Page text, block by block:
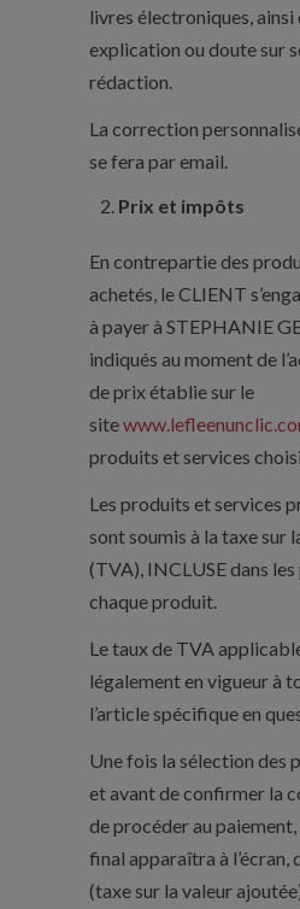
livres électroniques, ainsi
explication ou doute sur
rédaction.
La correction
se fera par email.
Prix et impôts
En contrepartie des
achetés, le CLIENT
à payer à STEPHANIE
indiqués au moment de
de prix établie sur le
site
produits et services
Les produits et services
sont soumis à la taxe sur
(TVA), INCLUSE dans
chaque produit.
Le taux de TVA
légalement en vigueur à
l’article spécifique en
Une fois la sélection des
et avant de confirmer la
de procéder au paiement,
final apparaîtra à l’écran,
(taxe sur la valeur